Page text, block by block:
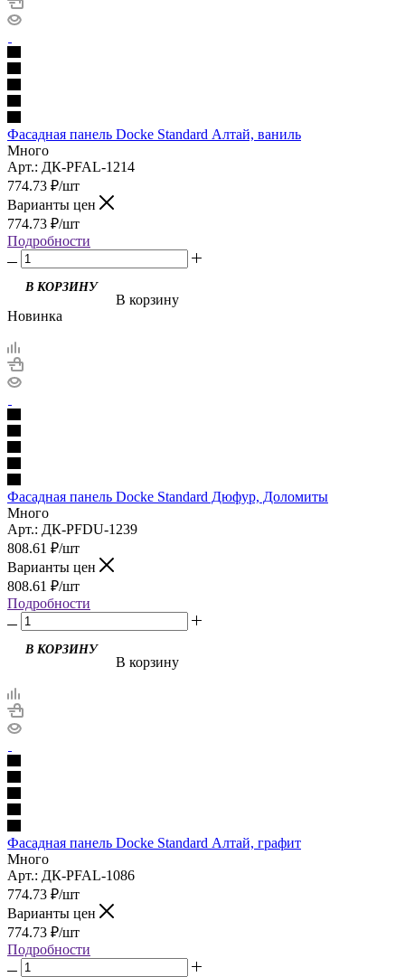
Фасадная панель Docke Standard Алтай, ваниль
Много
Арт.: ДК-PFAL-1214
774.73 ₽/шт
Варианты цен
774.73 ₽/шт
Подробности
В корзину
Новинка
Фасадная панель Docke Standard Дюфур, Доломиты
Много
Арт.: ДК-PFDU-1239
808.61 ₽/шт
Варианты цен
808.61 ₽/шт
Подробности
В корзину
Фасадная панель Docke Standard Алтай, графит
Много
Арт.: ДК-PFAL-1086
774.73 ₽/шт
Варианты цен
774.73 ₽/шт
Подробности